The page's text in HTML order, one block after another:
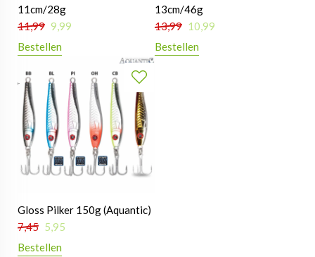
11cm/28g
11,99 9,99
Bestellen
13cm/46g
13,99 10,99
Bestellen
Gloss Pilker 150g (Aquantic)
7,45 5,95
Bestellen